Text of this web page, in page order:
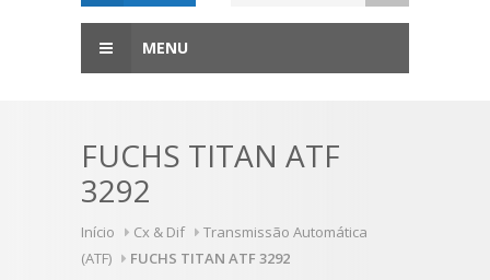
MENU
FUCHS TITAN ATF
3292
Início Cx & Dif
Transmissão Automática
(ATF)
FUCHS TITAN ATF 3292